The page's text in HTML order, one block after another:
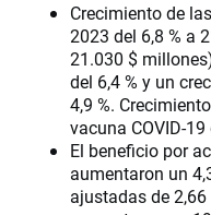
Crecimiento de
2023 del 6,8 % a
21.030 $
del 6,4 % y un
4,9 %.
vacuna COVID-19
El beneficio por
aumentaron un
ajustadas de